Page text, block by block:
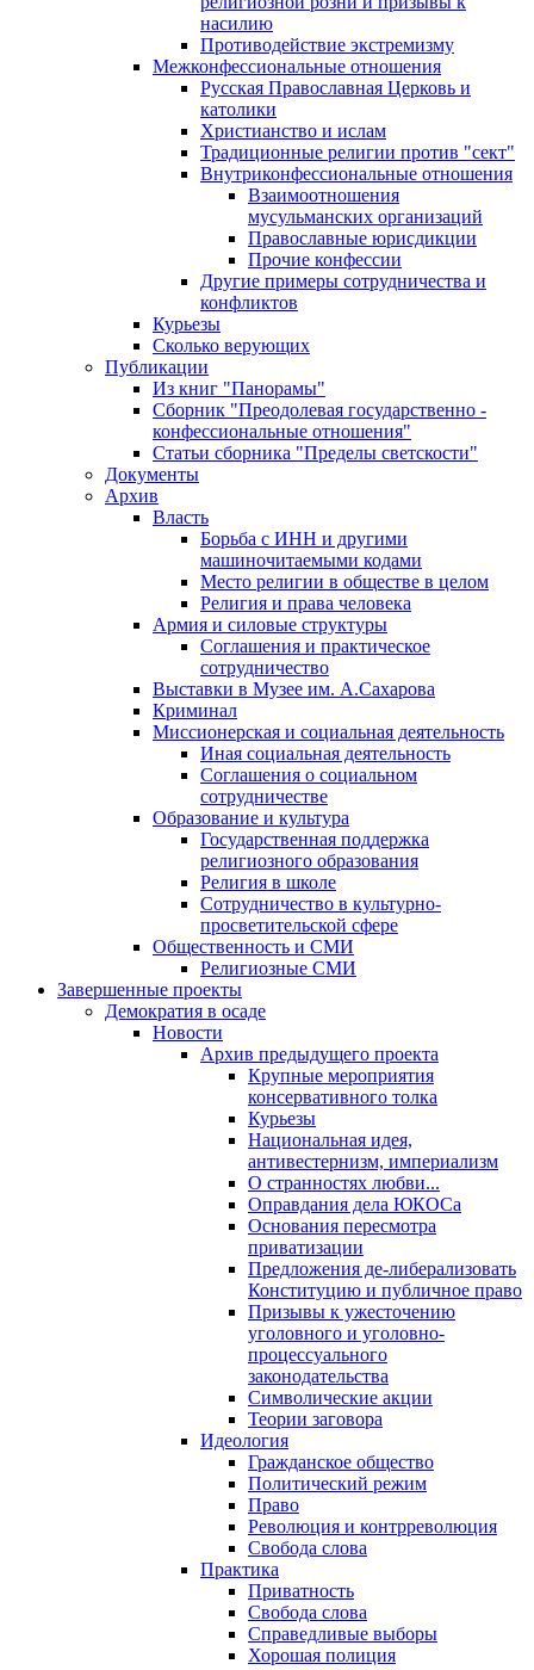
насилию
Противодействие экстремизму
Межконфессиональные отношения
Русская Православная Церковь и
католики
Христианство и ислам
Традиционные религии против "сект"
Внутриконфессиональные отношения
Взаимоотношения
мусульманских организаций
Православные юрисдикции
Прочие конфессии
Другие примеры сотрудничества и
конфликтов
Курьезы
Сколько верующих
Публикации
Из книг "Панорамы"
Сборник "Преодолевая государственно -
конфессиональные отношения"
Статьи сборника "Пределы светскости"
Документы
Архив
Власть
Борьба с ИНН и другими
машиночитаемыми кодами
Место религии в обществе в целом
Религия и права человека
Армия и силовые структуры
Соглашения и практическое
сотрудничество
Выставки в Музее им. А.Сахарова
Криминал
Миссионерская и социальная деятельность
Иная социальная деятельность
Соглашения о социальном
сотрудничестве
Образование и культура
Государственная поддержка
религиозного образования
Религия в школе
Сотрудничество в культурно-
просветительской сфере
Общественность и СМИ
Религиозные СМИ
Завершенные проекты
Демократия в осаде
Новости
Архив предыдущего проекта
Крупные мероприятия
консервативного толка
Курьезы
Национальная идея,
антивестернизм, империализм
О странностях любви...
Оправдания дела ЮКОСа
Основания пересмотра
приватизации
Предложения де-либерализовать
Конституцию и публичное право
Призывы к ужесточению
уголовного и уголовно-
процессуального
законодательства
Символические акции
Теории заговора
Идеология
Гражданское общество
Политический режим
Право
Революция и контрреволюция
Свобода слова
Практика
Приватность
Свобода слова
Справедливые выборы
Хорошая полиция